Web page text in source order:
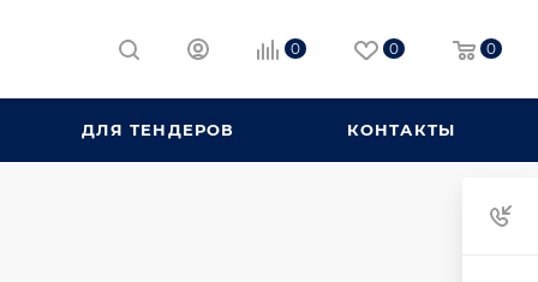
0 0 0
ДЛЯ ТЕНДЕРОВ КОНТАКТЫ